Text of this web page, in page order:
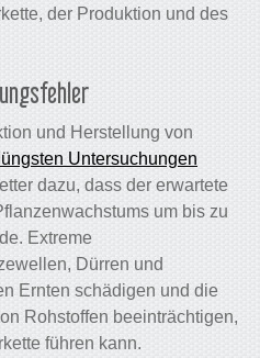
der Produktion und des
und Herstellung von
Untersuchungen
dazu, dass der erwartete
um bis zu
Extreme
Dürren und
Ernten schädigen und die
Rohstoffen beeinträchtigen,
führen kann.